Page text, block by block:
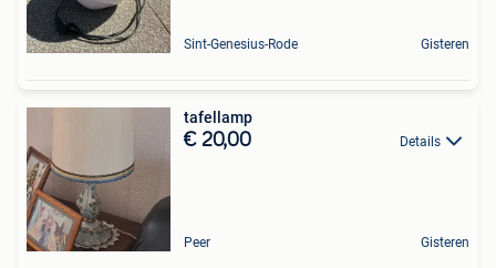
Sint-Genesius-Rode Gisteren
tafellamp
€ 20,00 Details
Peer Gisteren